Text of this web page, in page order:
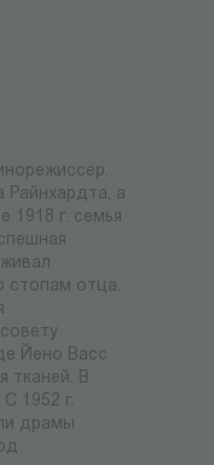
Райнхардта, а
1918 г. семья
стопам отца.
Йено Васс
тканей. В
1952 г.
драмы